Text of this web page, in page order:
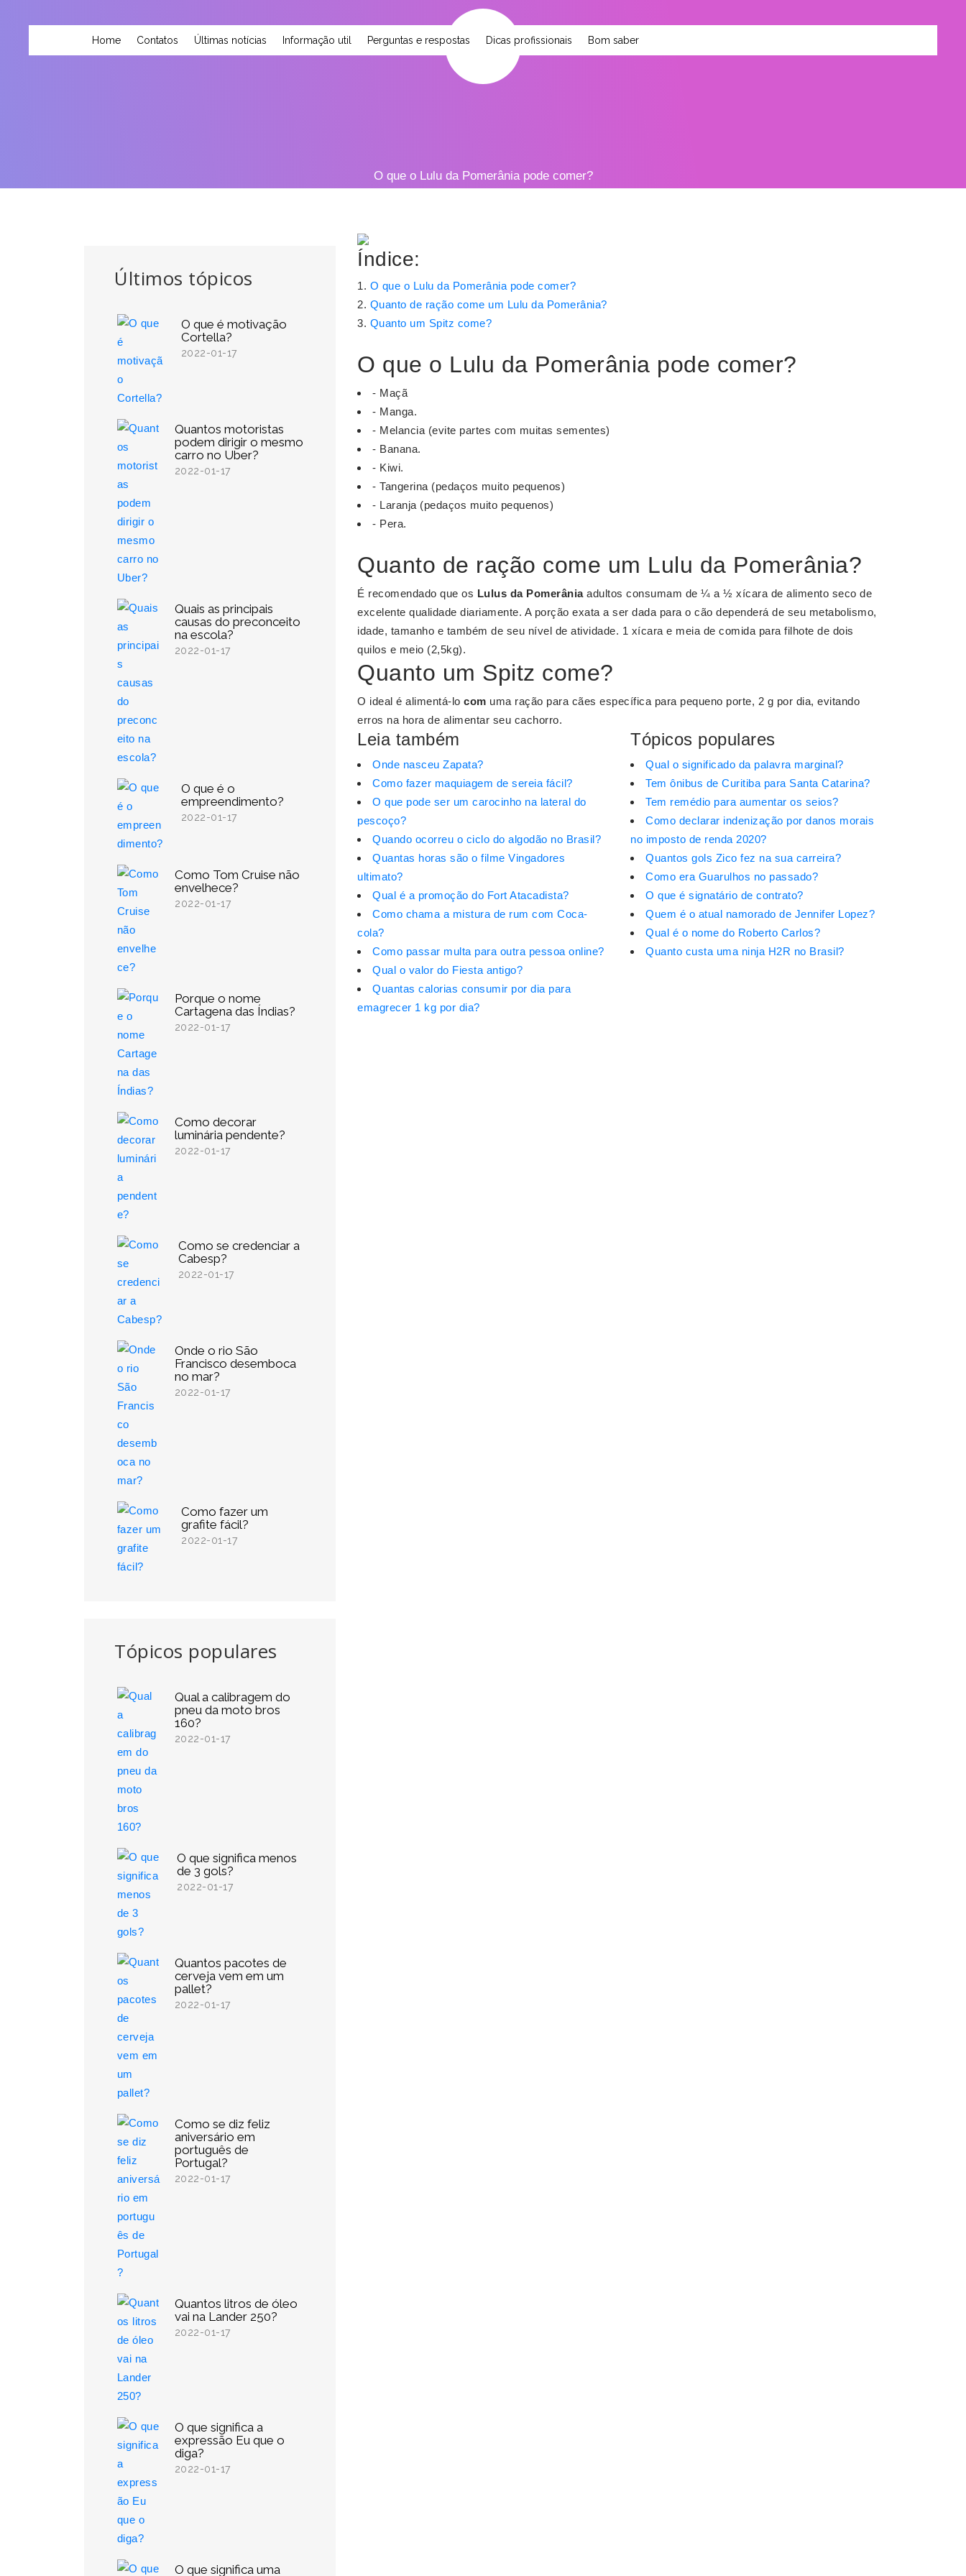
Home Contatos Últimas notícias Informação util Perguntas e respostas Dicas profissionais Bom saber
O que o Lulu da Pomerânia pode comer?
Últimos tópicos
O que é motivação
Cortella?
2022-01-17
Quantos motoristas
podem dirigir o mesmo
carro no Uber?
2022-01-17
Quais as principais
causas do preconceito
na escola?
2022-01-17
O que é o
empreendimento?
2022-01-17
Como Tom Cruise não
envelhece?
2022-01-17
Porque o nome
Cartagena das Índias?
2022-01-17
Como decorar
luminária pendente?
2022-01-17
Como se credenciar a
Cabesp?
2022-01-17
Onde o rio São
Francisco desemboca
no mar?
2022-01-17
Como fazer um
grafite fácil?
2022-01-17
Tópicos populares
Qual a calibragem do
pneu da moto bros
160?
2022-01-17
O que significa menos
de 3 gols?
2022-01-17
Quantos pacotes de
cerveja vem em um
pallet?
2022-01-17
Como se diz feliz
aniversário em
português de
Portugal?
2022-01-17
Quantos litros de óleo
vai na Lander 250?
2022-01-17
O que significa a
expressão Eu que o
diga?
2022-01-17
O que significa uma
Índice:
O que o Lulu da Pomerânia pode comer?
Quanto de ração come um Lulu da Pomerânia?
Quanto um Spitz come?
O que o Lulu da Pomerânia pode comer?
- Maçã
- Manga.
- Melancia (evite partes com muitas sementes)
- Banana.
- Kiwi.
- Tangerina (pedaços muito pequenos)
- Laranja (pedaços muito pequenos)
- Pera.
Quanto de ração come um Lulu da Pomerânia?
É recomendado que os Lulus da Pomerâniaadultos consumam de ¼ a ½ xícara de alimento seco de
excelente qualidade diariamente. A porção exata a ser dada para o cão dependerá de seu metabolismo,
idade, tamanho e também de seu nível de atividade. 1 xícara e meia de comida para filhote de dois
quilos e meio (2,5kg).
Quanto um Spitz come?
O ideal é alimentá-lo com uma ração para cães específica para pequeno porte, 2 g por dia, evitando
erros na hora de alimentar seu cachorro.
Leia também
Onde nasceu Zapata?
Como fazer maquiagem de sereia fácil?
O que pode ser um carocinho na lateral do
pescoço?
Quando ocorreu o ciclo do algodão no Brasil?
Quantas horas são o filme Vingadores
ultimato?
Qual é a promoção do Fort Atacadista?
Como chama a mistura de rum com Coca-
cola?
Como passar multa para outra pessoa online?
Qual o valor do Fiesta antigo?
Quantas calorias consumir por dia para
emagrecer 1 kg por dia?
Tópicos populares
Qual o significado da palavra marginal?
Tem ônibus de Curitiba para Santa Catarina?
Tem remédio para aumentar os seios?
Como declarar indenização por danos morais
no imposto de renda 2020?
Quantos gols Zico fez na sua carreira?
Como era Guarulhos no passado?
O que é signatário de contrato?
Quem é o atual namorado de Jennifer Lopez?
Qual é o nome do Roberto Carlos?
Quanto custa uma ninja H2R no Brasil?